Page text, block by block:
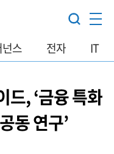
스 전자 IT
드, ‘금융 특화
동 연구’